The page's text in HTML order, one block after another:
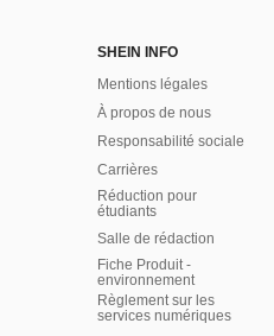
SHEIN INFO
Mentions légales
À propos de nous
Responsabilité sociale
Carrières
Réduction pour
étudiants
Salle de rédaction
Fiche Produit -
environnement
Règlement sur les
services numériques